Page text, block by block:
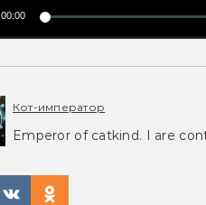
00:00
Кот-император
Emperor of catkind. I are